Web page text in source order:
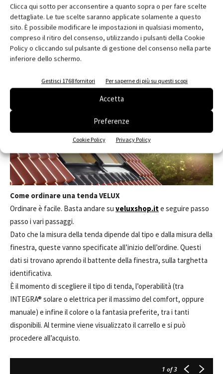
Clicca qui sotto per acconsentire a quanto sopra o per fare scelte
dettagliate. Le tue scelte saranno applicate solamente a questo
sito. È possibile modificare le impostazioni in qualsiasi momento,
compreso il ritiro del consenso, utilizzando i pulsanti della Cookie
Policy o cliccando sul pulsante di gestione del consenso nella parte
inferiore dello schermo.
Gestisci 1768 fornitori Per saperne di più su questi scopi
Accetta
Preferenze
Cookie Policy Privacy Policy
INTEGRA SOLARE
Sono alimentate a energia solare e facili da installare dall'interno
perché non necessitano di cavi o collegamenti elettrici. Il loro
design contemporaneo si integra perfettamente nel tetto.
Come ordinare una tenda VELUX
Ordinare è facile. Basta andare su veluxshop.ite seguire passo
passo i vari passaggi.
Dato che la misura della tenda dipende dal tipo e dalla misura della
finestra, queste vanno specificate all’inizio dell’ordine. Questi
dati si trovano aprendo il battente della finestra, sulla targhetta
identificativa.
È il momento di scegliere il tipo di tenda, l’operabilità (tra
INTEGRA® solare o elettrica per il massimo del comfort, oppure
manuale) e infine il colore o la fantasia preferite, tra i tanti
disponibili. Al termine viene visualizzato il carrello e si può
procedere all’acquisto.
1 of 3